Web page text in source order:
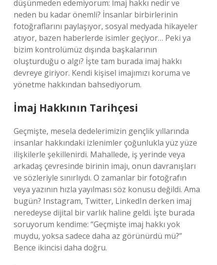
düşünmeden edemiyorum: İmaj hakkı nedir ve
neden bu kadar önemli? İnsanlar birbirlerinin
fotoğraflarını paylaşıyor, sosyal medyada hikayeler
atıyor, bazen haberlerde isimler geçiyor… Peki ya
bizim kontrolümüz dışında başkalarının
oluşturduğu o algı? İşte tam burada imaj hakkı
devreye giriyor. Kendi kişisel imajımızı koruma ve
yönetme hakkından bahsediyorum.
İmaj Hakkının Tarihçesi
Geçmişte, mesela dedelerimizin gençlik yıllarında
insanlar hakkındaki izlenimler çoğunlukla yüz yüze
ilişkilerle şekillenirdi. Mahallede, iş yerinde veya
arkadaş çevresinde birinin imajı, onun davranışları
ve sözleriyle sınırlıydı. O zamanlar bir fotoğrafın
veya yazının hızla yayılması söz konusu değildi. Ama
bugün? Instagram, Twitter, LinkedIn derken imaj
neredeyse dijital bir varlık haline geldi. İşte burada
soruyorum kendime: “Geçmişte imaj hakkı yok
muydu, yoksa sadece daha az görünürdü mü?”
Bence ikincisi daha doğru.